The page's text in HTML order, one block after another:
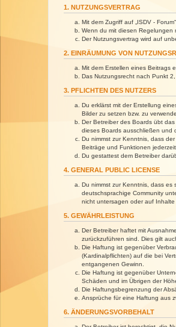
1. NUTZUNGSVERTRAG
Mit dem Zugriff auf „ISDV -
Wenn du mit diesen Regelungen
Der Nutzungsvertrag wird auf
2. EINRÄUMUNG VON
Mit dem Erstellen eines Beitrags
Das Nutzungsrecht nach Punkt
3. PFLICHTEN DES NUTZERS
Du erklärst mit der Erstellung
Bilder zu setzen bzw. zu
Der Betreiber des Boards übt
dieses Boards ausschließen und
Du nimmst zur Kenntnis, dass
Beiträge und Funktionen
Du gestattest dem Betreiber
4. GENERAL PUBLIC LICENSE
Du nimmst zur Kenntnis, dass es
deutschsprachige Community
nicht untersagen oder auf Inhalte
5. GEWÄHRLEISTUNG
Der Betreiber haftet mit
zurückzuführen sind. Dies gilt
Die Haftung ist gegenüber
(Kardinalpflichten) auf die bei
entgangenen Gewinn.
Die Haftung ist gegenüber
Schäden und im Übrigen der
Die Haftungsbegrenzung der
Ansprüche für eine Haftung aus
6. ÄNDERUNGSVORBEHALT